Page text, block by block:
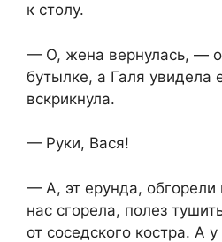
к столу.
— О, жена вернулась, —
бутылке, а Галя увидела
вскрикнула.
— Руки, Вася!
— А, эт ерунда, обгорели
нас сгорела, полез
от соседского костра. А